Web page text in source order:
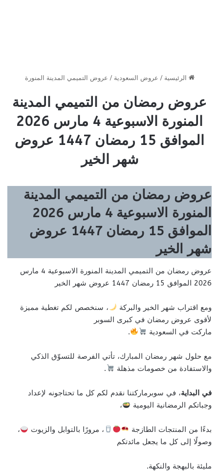
الرئيسية / عروض السعودية / عروض التميمي المدينة المنورة
عروض رمضان من التميمي المدينة
المنورة الاسبوعية 4 مارس 2026
الموافق 15 رمضان 1447 عروض
شهر الخير
عروض رمضان من التميمي المدينة
المنورة الاسبوعية 4 مارس 2026
الموافق 15 رمضان 1447 عروض
شهر الخير
عروض رمضان من التميمي المدينة المنورة الاسبوعية 4 مارس
2026 الموافق 15 رمضان 1447 عروض شهر الخير
ومع اقتراب شهر الخير والبركة
، سنخصص لكم تغطية مميزة
لأقوى عروض رمضان في كبرى السوبر
ماركت في السعودية
.
مع حلول شهر رمضان المبارك، تأتي الفرصة للتسوّق الذكي
والاستفادة من خصومات مذهلة
.
في البداية، في سوبرماركتنا نقدم لكم كل ما تحتاجونه لإعداد
وجباتكم الرمضانية اليومية
،
بدءًا من المنتجات الطازجة ، مرورًا بالتوابل والزيوت
،
وصولًا إلى كل ما يجعل مائدتكم
مليئة بالبهجة والنكهة.